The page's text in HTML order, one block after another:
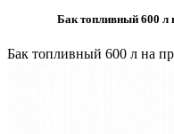
Бак топливный 600 л
Бак топливный 600 л на